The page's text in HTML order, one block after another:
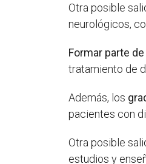
Otra posible
neurológicos,
Formar parte
tratamiento de
Además, los
pacientes con
Otra posible
estudios y